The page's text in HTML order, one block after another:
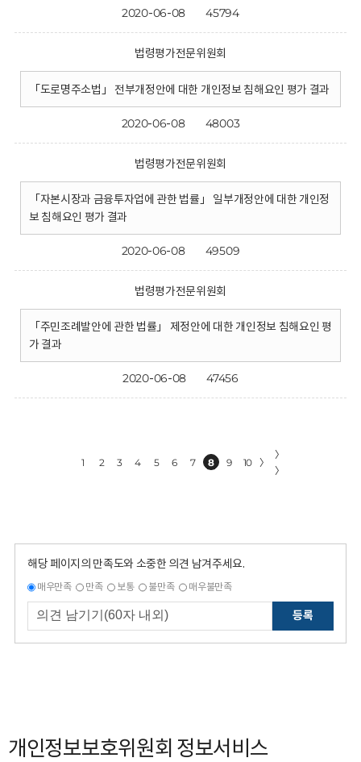
2020-06-08 45794
법령평가전문위원회
「도로명주소법」 전부개정안에 대한 개인정보 침해요인 평가 결과
2020-06-08 48003
법령평가전문위원회
「자본시장과 금융투자업에 관한 법률」 일부개정안에 대한 개인정
보 침해요인 평가 결과
2020-06-08 49509
법령평가전문위원회
「주민조례발안에 관한 법률」 제정안에 대한 개인정보 침해요인 평
가 결과
2020-06-08 47456
1 2 3 4 5 6 7 8 9 10 〉
〉
〉
해당 페이지의 만족도와 소중한 의견 남겨주세요.
매우만족 만족 보통 불만족 매우불만족
등록
개인정보보호위원회 정보서비스